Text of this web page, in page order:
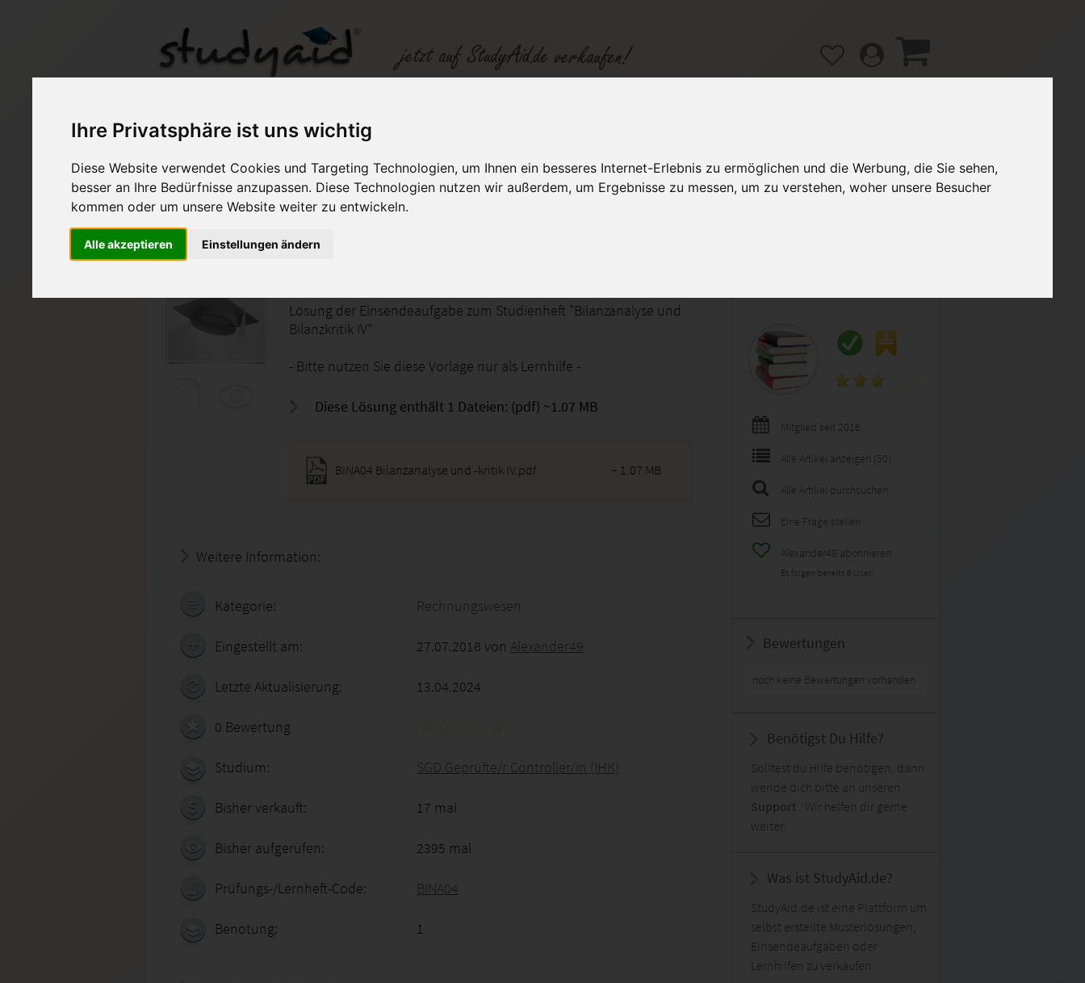
Ihre Privatsphäre ist uns wichtig
Diese Website verwendet Cookies und Targeting Technologien, um Ihnen ein besseres Internet-Erlebnis zu ermöglichen und die Werbung, die Sie sehen,
besser an Ihre Bedürfnisse anzupassen. Diese Technologien nutzen wir außerdem, um Ergebnisse zu messen, um zu verstehen, woher unsere Besucher
kommen oder um unsere Website weiter zu entwickeln.
Alle akzeptieren Einstellungen ändern
Auf StudyAid.de verkaufen Kategorien Studiengänge / Lehrgänge Hilfe / FAQ
Lösung der Einsendeaufgabe zum Studienheft "Bilanzanalyse und
Bilanzkritik IV"
- Bitte nutzen Sie diese Vorlage nur als Lernhilfe -
Diese Lösung enthält 1 Dateien: (pdf) ~1.07 MB
BINA04 Bilanzanalyse und -kritik IV.pdf ~ 1.07 MB
Weitere Information:
Kategorie: Rechnungswesen
Eingestellt am: 27.07.2018 von Alexander49
Letzte Aktualisierung: 13.04.2024
0 Bewertung
Studium: SGD Geprüfte/r Controller/in (IHK)
Bisher verkauft: 17 mal
Bisher aufgerufen: 2395 mal
Prüfungs-/Lernheft-Code: BINA04
Benotung: 1
Mitglied seit 2016
Alle Artikel anzeigen (50)
Alle Artikel durchsuchen
Eine Frage stellen
Alexander49 abonnieren
Es folgen bereits 6 User!
Bewertungen
noch keine Bewertungen vorhanden
Benötigst Du Hilfe?
Solltest du Hilfe benötigen, dann
wende dich bitte an unseren
Support . Wir helfen dir gerne
weiter!
Was ist StudyAid.de?
StudyAid.de ist eine Plattform um
selbst erstellte Musterlösungen,
Einsendeaufgaben oder
Lernhilfen zu verkaufen.